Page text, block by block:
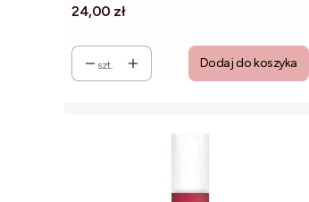
Cena
24,00 zł
szt. Dodaj do koszyka